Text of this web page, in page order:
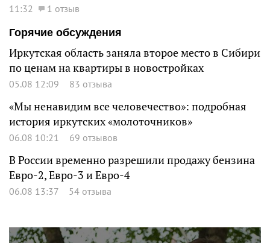
11:32
1 отзыв
Горячие обсуждения
Иркутская область заняла второе место в Сибири
по ценам на квартиры в новостройках
05.08 12:09 83 отзыва
«Мы ненавидим все человечество»: подробная
история иркутских «молоточников»
06.08 10:21 69 отзывов
В России временно разрешили продажу бензина
Евро-2, Евро-3 и Евро-4
06.08 13:37 54 отзыва